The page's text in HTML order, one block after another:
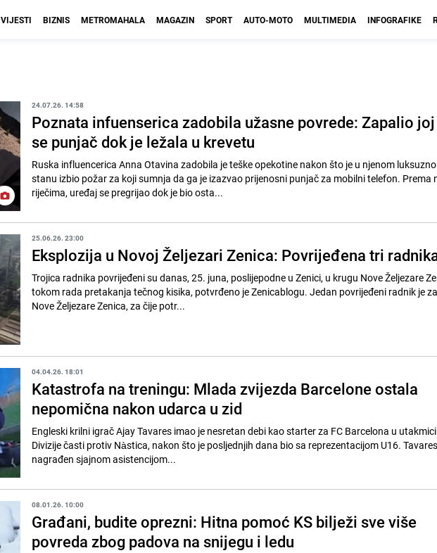
VIJESTI BIZNIS METROMAHALA MAGAZIN SPORT AUTO-MOTO MULTIMEDIA INFOGRAFIKE
24.07.26. 14:58
Poznata infuenserica zadobila užasne povrede: Zapalio joj
se punjač dok je ležala u krevetu
Ruska influencerica Anna Otavina zadobila je teške opekotine nakon što je u njenom
stanu izbio požar za koji sumnja da ga je izazvao prijenosni punjač za mobilni telefon. Prema
riječima, uređaj se pregrijao dok je bio osta...
25.06.26. 23:00
Eksplozija u Novoj Željezari Zenica: Povrijeđena tri
Trojica radnika povrijeđeni su danas, 25. juna, poslijepodne u Zenici, u krugu Nove Željezare
tokom rada pretakanja tečnog kisika, potvrđeno je Zenicablogu. Jedan povrijeđeni radnik je
Nove Željezare Zenica, za čije potr...
04.04.26. 18:01
Katastrofa na treningu: Mlada zvijezda Barcelone ostala
nepomična nakon udarca u zid
Engleski krilni igrač Ajay Tavares imao je nesretan debi kao starter za FC Barcelona u
Divizije časti protiv Nàstica, nakon što je posljednjih dana bio sa reprezentacijom U16.
nagrađen sjajnom asistencijom...
08.01.26. 10:00
Građani, budite oprezni: Hitna pomoć KS bilježi sve više
povreda zbog padova na snijegu i ledu